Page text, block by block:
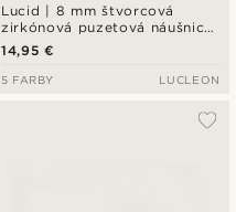
Lucid | 8 mm štvorcová
zirkónová puzetová náušnica
v čiernom matnom tóne z
mincového striebra 925
14,95 €
5 FARBY LUCLEON